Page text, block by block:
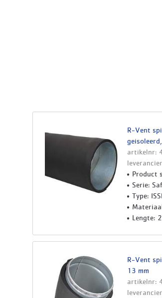
R-Vent
artikelnr:
Product
Serie:
Type:
Lengte:
R-Vent
13 mm
artikelnr: